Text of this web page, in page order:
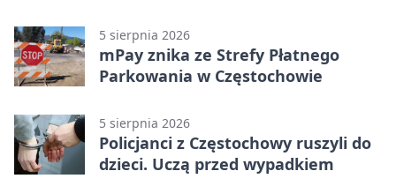
5 sierpnia 2026
mPay znika ze Strefy Płatnego
Parkowania w Częstochowie
5 sierpnia 2026
Policjanci z Częstochowy ruszyli do
dzieci. Uczą przed wypadkiem